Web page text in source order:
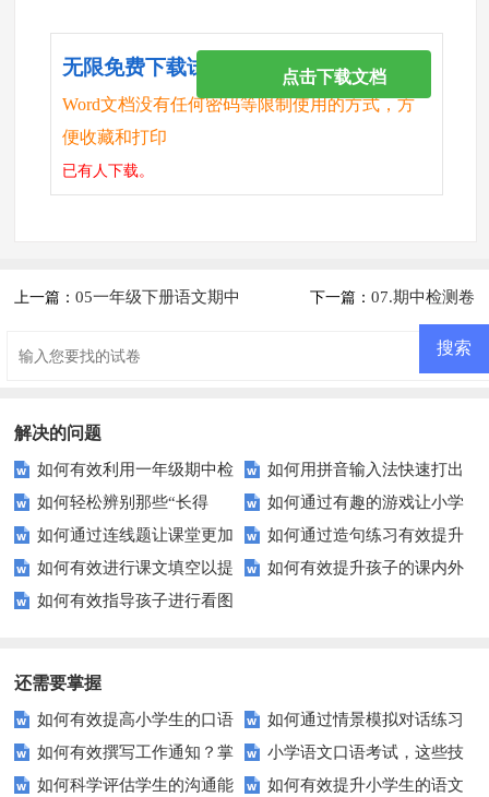
无限免费下载试卷
Word文档没有任何密码等限制使用的方式，方
便收藏和打印
已有人下载。
点击下载文档
上一篇：05一年级下册语文期中 下一篇： 07.期中检测卷
解决的问题
如何有效利用一年级期中检
测卷提升孩子成绩？
如何用拼音输入法快速打出
正确的汉字词语？
如何轻松辨别那些“长得
像”的汉字？——形近字巧辨析
如何通过有趣的游戏让小学
生成为反义词高手？
如何通过连线题让课堂更加
生动有趣？
如何通过造句练习有效提升
学生的语言运用能力？
如何有效进行课文填空以提
升阅读理解？
如何有效提升孩子的课内外
如何有效指导孩子进行看图
还需要掌握
如何有效提高小学生的口语
交际测试成绩？
如何通过情景模拟对话练习
提高你的沟通能力？
如何有效撰写工作通知？掌
握这些技巧让你的通知更专业！
小学语文口语考试，这些技
巧让孩子自信应考？
如何科学评估学生的沟通能
如何有效提升小学生的语文